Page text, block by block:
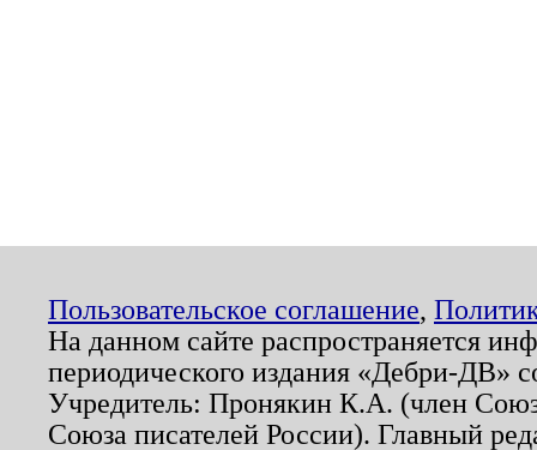
Пользовательское соглашение,
На данном сайте распространяется
периодического издания «Дебри-ДВ»
Учредитель: Пронякин К.А. (член
Союза писателей России). Главный